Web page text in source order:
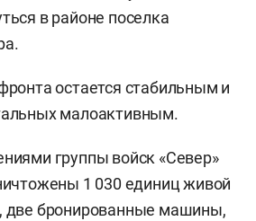
в районе поселка
остается стабильным и
малоактивным.
группы войск «Север»
1 030 единиц живой
две бронированные машины,